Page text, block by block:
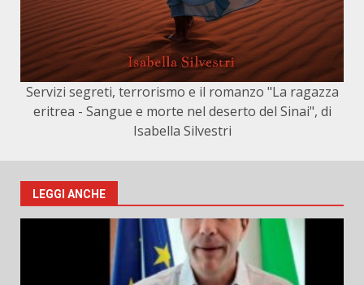
Servizi segreti, terrorismo e il romanzo "La ragazza
eritrea - Sangue e morte nel deserto del Sinai", di
Isabella Silvestri
LEGGI ANCHE